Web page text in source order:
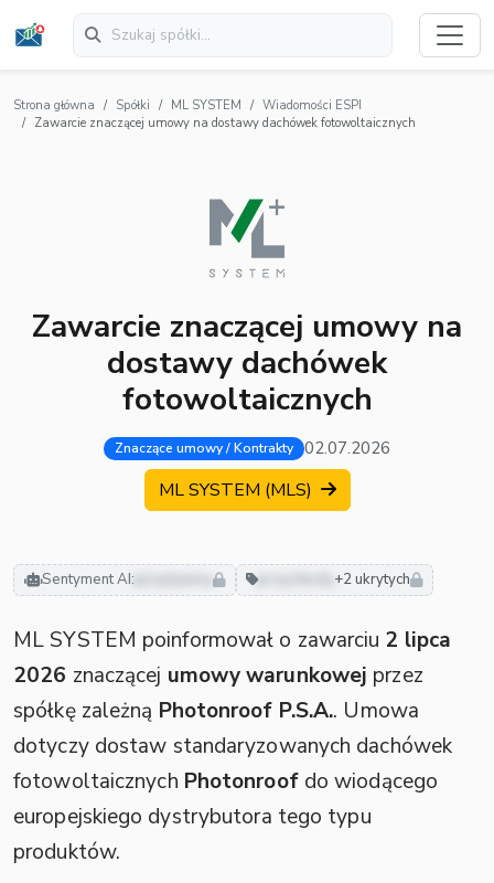
Strona główna Spółki ML SYSTEM
Wiadomości ESPI
Zawarcie znaczącej umowy na dostawy dachówek fotowoltaicznych
Zawarcie znaczącej umowy na
dostawy dachówek
fotowoltaicznych
Znaczące umowy / Kontrakty 02.07.2026
ML SYSTEM (MLS)
Sentyment AI: pozytywny przychody +2 ukrytych
ML SYSTEM poinformował o zawarciu 2 lipca
2026 znaczącej umowy warunkowej przez
spółkę zależną Photonroof P.S.A.. Umowa
dotyczy dostaw standaryzowanych dachówek
fotowoltaicznych Photonroofdo wiodącego
europejskiego dystrybutora tego typu
produktów.